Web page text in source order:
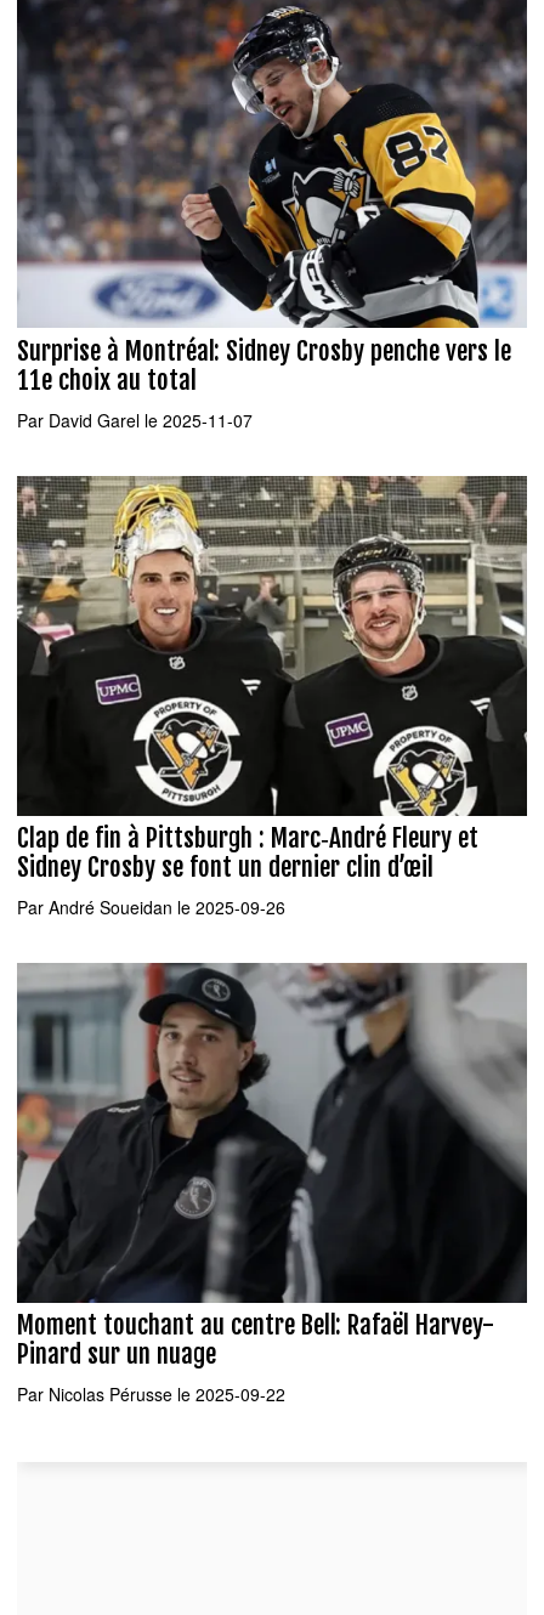
Surprise à Montréal: Sidney Crosby penche vers le
11e choix au total
Par David Garel le 2025-11-07
Clap de fin à Pittsburgh : Marc‑André Fleury et
Sidney Crosby se font un dernier clin d’œil
Par André Soueidan le 2025-09-26
Moment touchant au centre Bell: Rafaël Harvey-
Pinard sur un nuage
Par Nicolas Pérusse le 2025-09-22